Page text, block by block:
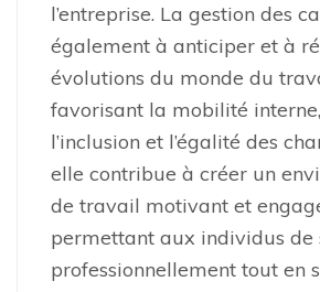
l’entreprise. La gestion des
également à anticiper et à
évolutions du monde du
favorisant la mobilité
l’inclusion et l’égalité des
elle contribue à créer un
de travail motivant et
permettant aux individus de
professionnellement tout en